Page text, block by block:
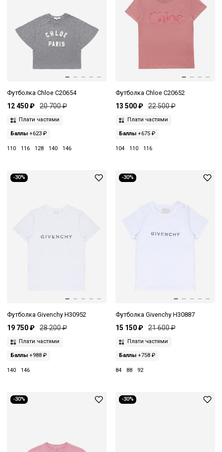
Футболка Chloe C20654
12 450 ₽ 20 700 ₽
Плати частями
Баллы +623 ₽
110 116 128 140 146
Футболка Chloe C20652
13 500 ₽ 22 500 ₽
Плати частями
Баллы+675 ₽
104 110 116
-30%
Футболка Givenchy H30952
19 750 ₽ 28 200 ₽
Плати частями
Баллы +988 ₽
140 146
-30%
Футболка Givenchy H30887
15 150 ₽ 21 600 ₽
Плати частями
Баллы+758 ₽
84 88 92
-30% -30%